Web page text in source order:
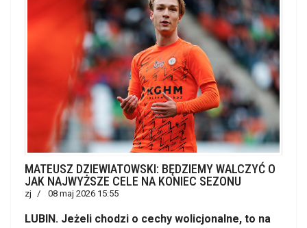
MATEUSZ DZIEWIATOWSKI: BĘDZIEMY WALCZYĆ O
JAK NAJWYŻSZE CELE NA KONIEC SEZONU
zj 08 maj 2026 15:55
LUBIN. Jeżeli chodzi o cechy wolicjonalne, to na